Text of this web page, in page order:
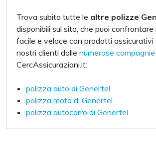
Trova subito tutte le altre polizze
disponibili sul sito, che puoi confrontare
facile e veloce con prodotti assicurativi
nostri clienti dalle numerose compagnie
CercAssicurazioni.it:
polizza auto di Genertel
polizza moto di Genertel
polizza autocarro di Genertel